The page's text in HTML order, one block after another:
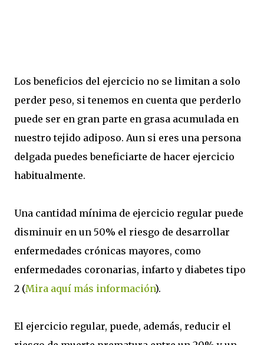
Los beneficios del ejercicio no se limitan a solo
perder peso, si tenemos en cuenta que perderlo
puede ser en gran parte en grasa acumulada en
nuestro tejido adiposo. Aun si eres una persona
delgada puedes beneficiarte de hacer ejercicio
habitualmente.
Una cantidad mínima de ejercicio regular puede
disminuir en un 50% el riesgo de desarrollar
enfermedades crónicas mayores, como
enfermedades coronarias, infarto y diabetes tipo
2 (Mira aquí más información).
El ejercicio regular, puede, además, reducir el